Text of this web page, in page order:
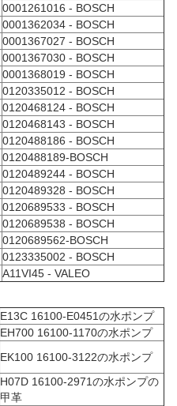
0001261016 - BOSCH
0001362034 - BOSCH
0001367027 - BOSCH
0001367030 - BOSCH
0001368019 - BOSCH
0120335012 - BOSCH
0120468124 - BOSCH
0120468143 - BOSCH
0120488186 - BOSCH
0120488189-BOSCH
0120489244 - BOSCH
0120489328 - BOSCH
0120689533 - BOSCH
0120689538 - BOSCH
0120689562-BOSCH
0123335002 - BOSCH
A11VI45 - VALEO
E13C 16100-E0451の水ポンプ
EH700 16100-1170の水ポンプ
EK100 16100-3122の水ポンプ
H07D 16100-2971の水ポンプの
甲革